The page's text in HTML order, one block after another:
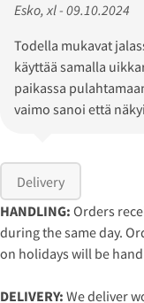
Esko, xl - 09.10.2024
Todella mukavat
käyttää samalla
paikassa
vaimo sanoi että
Delivery
HANDLING: Orders
during the same day.
on holidays will be
DELIVERY: We deliver